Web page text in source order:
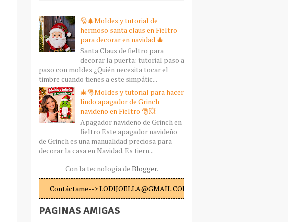
🎅🎄Moldes y tutorial de
hermoso santa claus en Fieltro
para decorar en navidad 🎄
Santa Claus de fieltro para
decorar la puerta: tutorial paso a
paso con moldes ¿Quién necesita tocar el
timbre cuando tienes a este simpátic...
🎄🎅Moldes y tutorial para hacer
lindo apagador de Grinch
navideño en Fieltro 🎅💥
Apagador navideño de Grinch en
fieltro Este apagador navideño
de Grinch es una manualidad preciosa para
decorar la casa en Navidad. Es tiern...
Con la tecnología de Blogger.
Contáctame--> LODIJOELLA@GMAIL.COM
PAGINAS AMIGAS